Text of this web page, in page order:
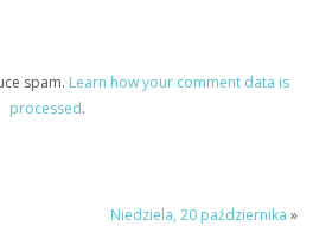
spam. Learn how your comment data is
processed.
Niedziela, 20 października »